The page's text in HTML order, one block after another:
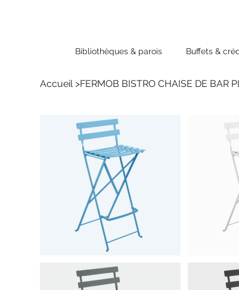
Bibliothèques & parois Buffets &
Accueil >FERMOB BISTRO CHAISE DE BAR